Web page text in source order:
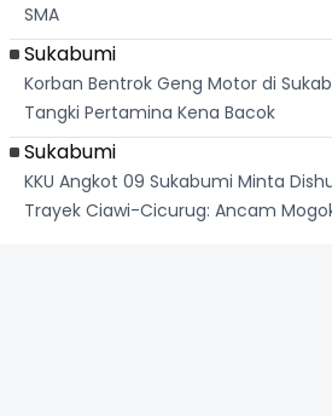
SMA
Sukabumi
Korban Bentrok Geng Motor di
Tangki Pertamina Kena Bacok
Sukabumi
KKU Angkot 09 Sukabumi Minta
Trayek Ciawi-Cicurug: Ancam